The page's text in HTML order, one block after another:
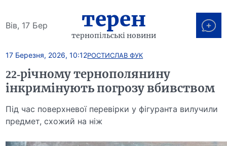
Вів, 17 Бер терен
тернопільські новини
17 Березня, 2026, 10:12РОСТИСЛАВ ФУК
22-річному тернополянину
інкримінують погрозу вбивством
Під час поверхневої перевірки у фігуранта вилучили
предмет, схожий на ніж